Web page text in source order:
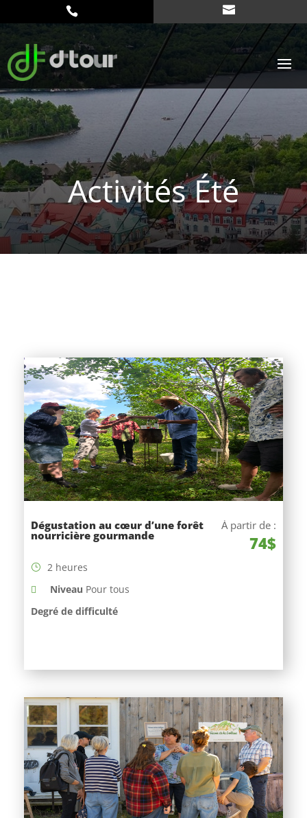
Activités Été
Dégustation au cœur d’une forêt
nourricière gourmande
À partir de :
74$
2 heures
Niveau Pour tous
Degré de difficulté